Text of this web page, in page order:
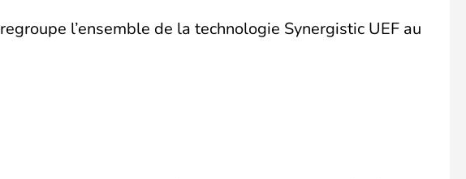
regroupe l’ensemble de la technologie Synergistic UEF au